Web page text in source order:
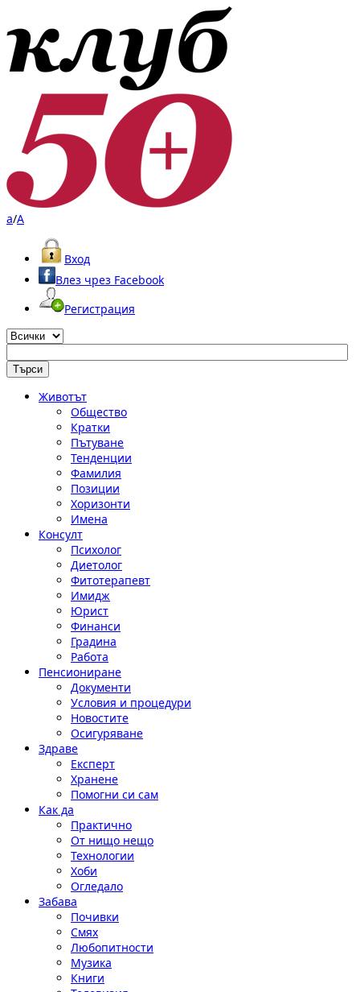
a/A
Вход
Влез чрез Facebook
Регистрация
Животът
Общество
Кратки
Пътуване
Тенденции
Фамилия
Позиции
Хоризонти
Имена
Консулт
Психолог
Диетолог
Фитотерапевт
Имидж
Юрист
Финанси
Градина
Работа
Пенсиониране
Документи
Условия и процедури
Новостите
Осигуряване
Здраве
Експерт
Хранене
Помогни си сам
Как да
Практично
От нищо нещо
Технологии
Хоби
Огледало
Забава
Почивки
Смях
Любопитности
Музика
Книги